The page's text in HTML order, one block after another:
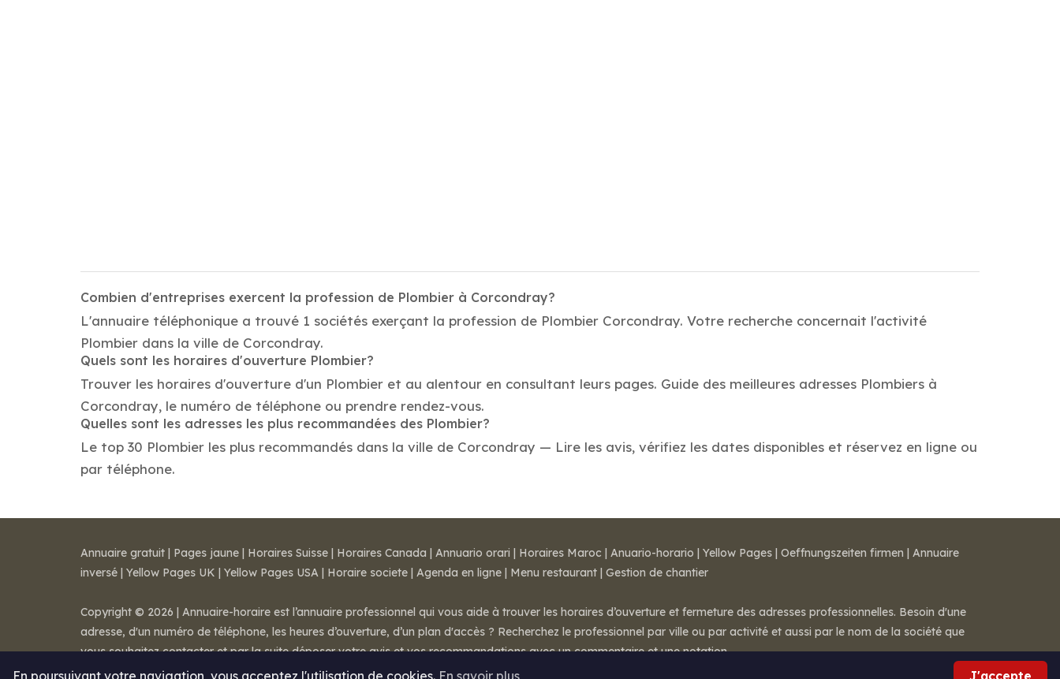
Combien d'entreprises exercent la profession de Plombier à Corcondray?
L'annuaire téléphonique a trouvé 1 sociétés exerçant la profession de Plombier Corcondray. Votre recherche concernait l'activité
Plombier dans la ville de Corcondray.
Quels sont les horaires d'ouverture Plombier?
Trouver les horaires d'ouverture d'un Plombier et au alentour en consultant leurs pages. Guide des meilleures adresses Plombiers à
Corcondray, le numéro de téléphone ou prendre rendez-vous.
Quelles sont les adresses les plus recommandées des Plombier?
Le top 30 Plombier les plus recommandés dans la ville de Corcondray — Lire les avis, vérifiez les dates disponibles et réservez en ligne ou
par téléphone.
En poursuivant votre navigation, vous acceptez l'utilisation de cookies. En savoir plus J'accepte
Annuaire gratuit | Pages jaune | Horaires Suisse | Horaires Canada | Annuario orari | Horaires Maroc | Anuario-horario | Yellow Pages | Oeffnungszeiten firmen | Annuaire
inversé | Yellow Pages UK | Yellow Pages USA | Horaire societe | Agenda en ligne | Menu restaurant | Gestion de chantier
Copyright © 2026 | Annuaire-horaire est l’annuaire professionnel qui vous aide à trouver les horaires d’ouverture et fermeture des adresses professionnelles. Besoin d'une
adresse, d'un numéro de téléphone, les heures d’ouverture, d’un plan d'accès ? Recherchez le professionnel par ville ou par activité et aussi par le nom de la société que
vous souhaitez contacter et par la suite déposer votre avis et vos recommandations avec un commentaire et une notation.
Mentions légales-Conditions de ventes- Contact